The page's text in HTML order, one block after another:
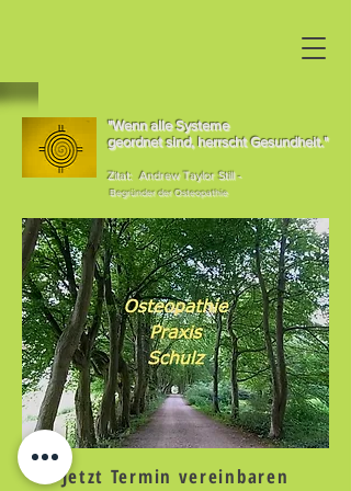
"Wenn alle Systeme
geordnet sind, herrscht Gesundheit."
Zitat: Andrew Taylor Still -
Begründer der Osteopathie
Jetzt Termin vereinbaren